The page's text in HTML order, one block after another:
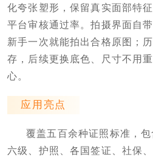
化夸张塑形，保留真实面部特
平台审核通过率。拍摄界面自
新手一次就能拍出合格原图；
存，后续更换底色、尺寸不用
心。
应用亮点
覆盖五百余种证照标准，
六级、护照、各国签证、社保